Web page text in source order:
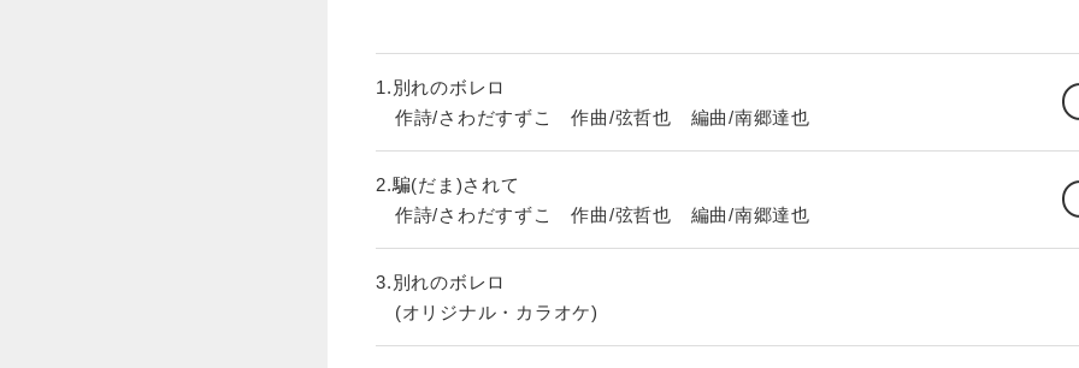
1.別れのボレロ
作詩/さわだすずこ 作曲/弦哲也 編曲/南郷達也
2.騙(だま)されて
作詩/さわだすずこ 作曲/弦哲也 編曲/南郷達也
3.別れのボレロ
(オリジナル・カラオケ)